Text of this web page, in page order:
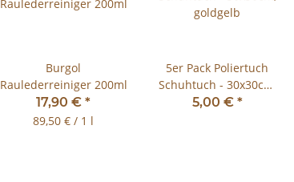
Burgol
Raulederreiniger 200ml
17,90 € *
89,50 € / 1 l
5er Pack Poliertuch
Schuhtuch - 30x30cm,
goldgelb
5,00 € *